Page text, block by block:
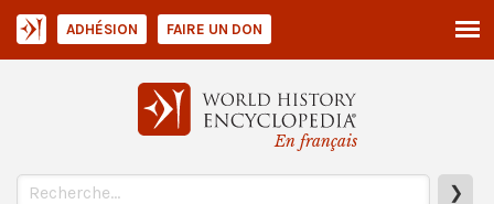
En français
❯
ADHÉSION FAIRE UN DON